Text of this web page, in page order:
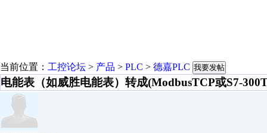
当前位置： 工控论坛 > 产品 > PLC > 德嘉PLC 我要发帖
电能表（如威胜电能表）转成(ModbusTCP或S7-